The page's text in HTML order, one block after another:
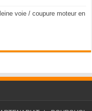
voie / coupure moteur en